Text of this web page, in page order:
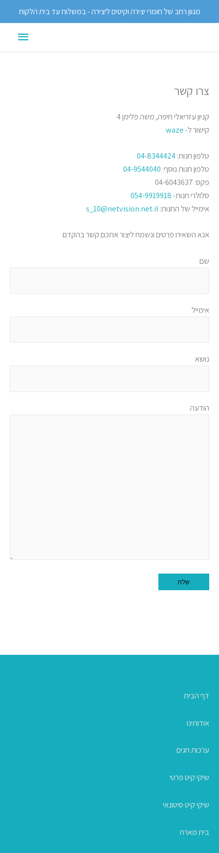
מגוון רחב של חומרי יצירה וקיטים ליצירה - במשלוח עד בית הלקוח
צרו קשר
קניון עזריאלי חיפה, משה פלימן 4
קישור ל-waze
טלפון חנות:04-8344424
טלפון חנות נוסף: 04-9544040
פקס: 04-6043637
סלולרי חנות-054-9919918
אימייל של החנות: s_10@netvision.net.il
אנא השאירו פרטים ונשמח ליצור אתכם קשר בהקדם
שם
אימייל
נושא
הודעה
דף הבית
אודותינו
ערכות חגים
שיקי קיט פרטי
שיקי קיט סיטונאי
בית מארח